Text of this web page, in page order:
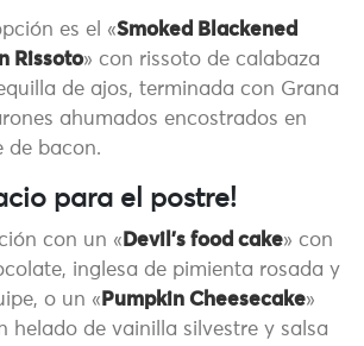
es el «Smoked Blackened
Rissoto» con rissoto de calabaza
de ajos, terminada con Grana
ahumados encostrados en
de bacon.
para el postre!
con un « Devil’s food cake» con
inglesa de pimienta rosada y
o un « Pumpkin Cheesecake»
helado de vainilla silvestre y salsa